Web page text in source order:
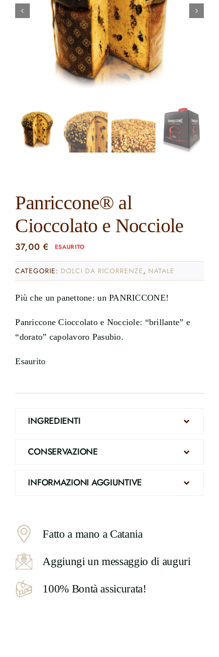
Panriccone® al
Cioccolato e Nocciole
37,00€ ESAURITO
CATEGORIE: DOLCI DA RICORRENZE, NATALE
Più che un panettone: un PANRICCONE!
Panriccone Cioccolato e Nocciole: “brillante” e
“dorato” capolavoro Pasubio.
Esaurito
INGREDIENTI
CONSERVAZIONE
INFORMAZIONI AGGIUNTIVE
Fatto a mano a Catania
Aggiungi un messaggio di auguri
100% Bontà assicurata!